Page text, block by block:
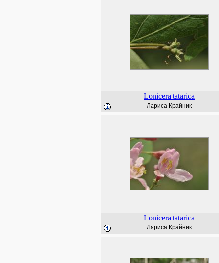
Lonicera tatarica
Лариса Крайник
Lonicera tatarica
Лариса Крайник